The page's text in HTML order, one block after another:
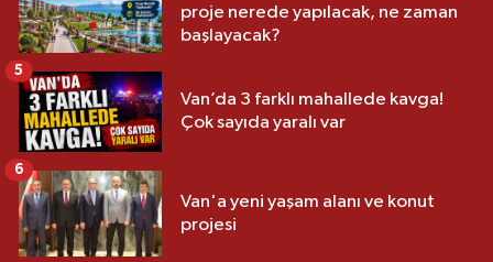
proje nerede yapılacak, ne zaman
başlayacak?
Van’da 3 farklı mahallede kavga!
Çok sayıda yaralı var
5
Van'a yeni yaşam alanı ve konut
projesi
6